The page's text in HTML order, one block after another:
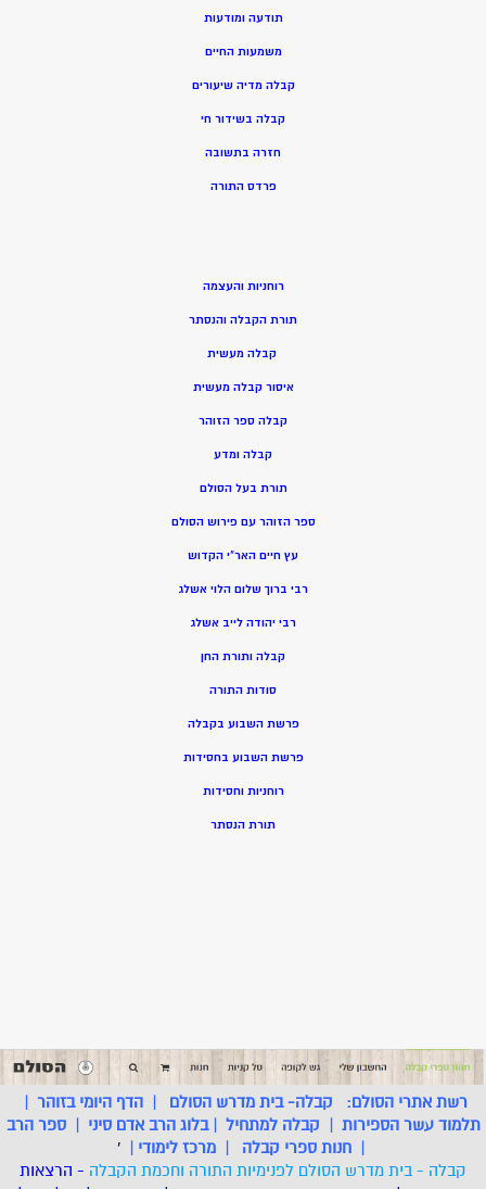
תודעה ומודעות
משמעות החיים
קבלה מדיה שיעורים
קבלה בשידור חי
חזרה בתשובה
פרדס התורה
רוחניות והעצמה
תורת הקבלה והנסתר
קבלה מעשית
איסור קבלה מעשית
קבלה ספר הזוהר
קבלה ומדע
תורת בעל הסולם
ספר הזוהר עם פירוש הסולם
עץ חיים האר”י הקדוש
רבי ברוך שלום הלוי אשלג
רבי יהודה לייב אשלג
קבלה ותורת החן
סודות התורה
פרשת השבוע בקבלה
פרשת השבוע בחסידות
רוחניות וחסידות
תורת הנסתר
רשת אתרי הסולם: קבלה- בית מדרש הסולם |הדף היומי בזוהר |
תלמוד עשר הספירות | קבלה למתחיל |בלוג הרב אדם סיני |ספר הרב
| חנות ספרי קבלה | מרכז לימודי |
'
קבלה - בית מדרש הסולם לפנימיות התורה וחכמת הקבלה - הרצאות